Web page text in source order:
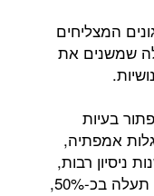
המצליחים
שמשנים את
בעיות
אמפתיה,
ניסיון רבות,
הן המבוקשות ביותר כיום, וחשיבותן רק תעלה בכ-50%,